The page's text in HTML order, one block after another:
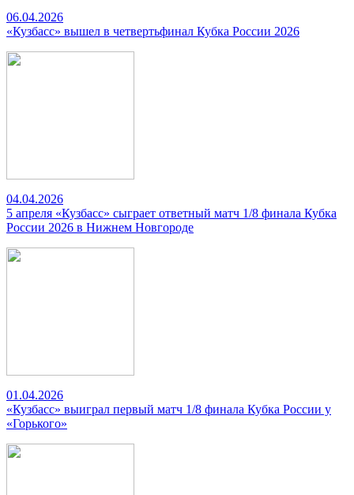
06.04.2026
«Кузбасс» вышел в четвертьфинал Кубка России 2026
04.04.2026
5 апреля «Кузбасс» сыграет ответный матч 1/8 финала Кубка
России 2026 в Нижнем Новгороде
01.04.2026
«Кузбасс» выиграл первый матч 1/8 финала Кубка России у
«Горького»